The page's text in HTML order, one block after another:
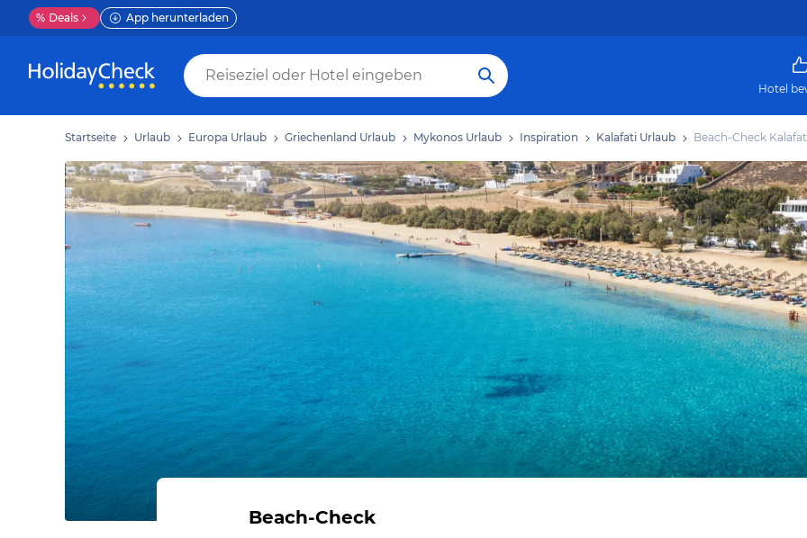
% Deals App herunterladen
Hotel
Startseite Urlaub Europa Urlaub Griechenland Urlaub Mykonos Urlaub Inspiration Kalafati Urlaub Beach-Check
Beach-Check